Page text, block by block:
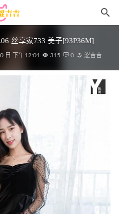
丝享家733 美子[93P36M]
日 下午12:01 315 0 涩吉吉
库[35P-110MB]
奈 爱情补充剂[35P／85.8MB]
2026年06月作品『鸣潮爱
07-01
底福利大冲刺[50P-127M]